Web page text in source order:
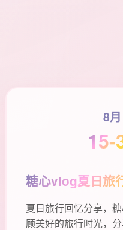
8月
15-
糖心vlog夏日旅
夏日旅行回忆分享，
顾美好的旅行时光，